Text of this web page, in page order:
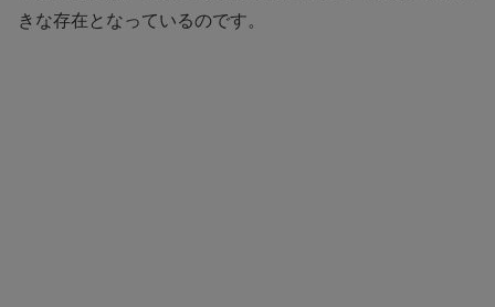
きな存在となっているのです。